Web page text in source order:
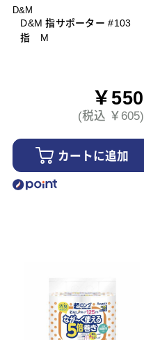
D&M
D&M 指サポーター #103
指 M
￥550
(税込 ￥605)
カートに追加